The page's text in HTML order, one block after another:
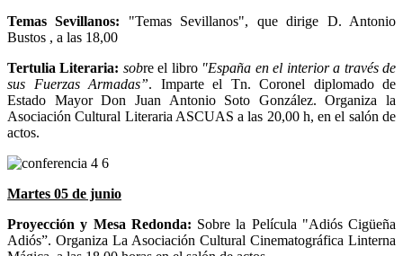
Temas Sevillanos: "Temas Sevillanos", que dirige D. Antonio
Bustos , a las 18,00
Tertulia Literaria: sobre el libro "España en el interior a través de
sus Fuerzas Armadas”. Imparte el Tn. Coronel diplomado de
Estado Mayor Don Juan Antonio Soto González. Organiza la
Asociación Cultural Literaria ASCUAS a las 20,00 h, en el salón de
actos.
Martes 05 de junio
Proyección y Mesa Redonda: Sobre la Película "Adiós Cigüeña
Adiós”. Organiza La Asociación Cultural Cinematográfica Linterna